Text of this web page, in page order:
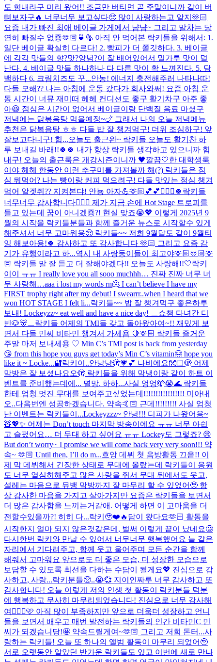
도 힘내라구 미리 왔어!! 조금만 버티면 곧 주말이니까 같이 버
텨보자구🔥 너무너무 보고싶다🥺 많이 사랑하는고 알지🫶🏻
요즘 내가 빠진 최애 베이글 가게에서 냠냠~ 그리고 말차는 당
연히 빠질수 없죵🫶🏻🍵🥯 아직 안 먹어본 락키들을 위해서: 1.
일단 베이글 확실히 다르다! 2. 빵피가 더 쫄깃하다. 3. 베이글
에 각각 맛들의 향?맛?양념?이 잘 배어있어서 밀가루 맛이 덜
난다. 4. 베이글 맛들 하나하나 다 다른 맛이 확 느껴진다. 5. 담
백하다 6. 크림치즈도 꾸...안농! 에너지 충전해주러 나타나따!
다들 모해?? 나는 아침에 운동 갔다가 회사와써! 요즘 아침 운
동 시간이 너뮤 재미떠 헤헤 컨디션도 좋구 활기차구 아주 좋
아😆 점심은 시간이 없어서 베이글이랑 단백질 음료 마셨구
저녁에는 닭볶음탕 먹을예정~🍗 그래서 나의 오늘 저녁메뉴
추천은 닭볶음탕 ㅎㅎ 다들 밥 잘 챙겨먹구! 더위 조심하구! 앞
잘보고다니구! 힘...오늘도 출근완~ 락키들 오늘도 활기찬 하
루 보내길 바래!!🍀🍀 내가 항상 락키들 생각하고 있으니까 힘
내구! 오늘의 출근룩은 개강시즌이니까 🖤깔끔🤍한 대학생룩
이야 헤헤 한동안 이런 추구미를 가져볼까 해(?) 락키들은 점
심 뭐먹어? 나는 빵이랑 커피 먹으려구! 다들 맛있는 점심 챙겨
먹어 알겟쥐?? 지켜본댜! 안뇽 아자💪🫶🏻💕💕🏃🏻‍♀️🍀 락키들
너무너무 감사합니다🙇🏻‍♀️ 제가 지금 손에 Hot Stage 트로피를
들고 있는데 꿈이 아니겠죵?! 현실 맞죠😭💖 이렇게 2025년 9
월의 시작을 락키들분들과 함께 즐거운 뉴스로 시작할수 있게
해주셔서 너무 고마워용🥺 락키들~~ 저희 9월달도 같이 9월티
잉 해보아용!🍀 감사하고 또 감사합니다 🫶🏻 그리고 요즘 감
기가 유행이라고 하...역시 내 사랑둥이들이 최고야🫶🏻🫶🏻🫶
🏻 락키들 말 잘 듣고 더 잘해야겠다!! 오늘도 사랑해!!🤍락키
이이 ㅠㅠ I really love you all sooo muchhh… 진짜 진짜 너무 너
무 사랑해…aaa i lost my words rn🫠 I can’t believe I have my
FIRST trophy right after my debut! I swearrr..when I heard that we
won HOT STAGE I felt li...락키들~~ 밥 잘 챙겨먹구 좋은하루
보내! Lockeyzz~ eat well and have a nice day! ㅡ쇼챔 다녀간 디
빈🐶🐻ㅡ락키들 어제의 TMI들 갖고 돌아왔아여~!! 재밌게 보
면서 다들 민씨 비타민 챙겨서 가세욤 🍋🫶🏻 락키들 즐거운
주말 마저 보내세용 ♡ Min C’s TMI post is back from yesterday
😘 from this hope you guys get today’s Min C’s vitamin🤗 hope you
like it ~ Locke...🔐락키이..안냥냥🫣💗💕 나비에요👐🏻🫣 어제
막방은 잘 보셨나요오🫣 락키들을 위해 막냉이랑 같이 하트 이
벤트를 준비했는데에... 멸망. 하하...사실 엉엉🫣😭🌊 락키들
한테 엄청 멋진 무대를 보여주고싶었는데!!!!!!!!!!!!!!!!! 미아내
오..다음번엔 성공하겠습니다. 약속🤙🏻 근데!!!!!!!!! 사실 엄청
난 이벤트는 락키들이...Lockeyzzz~ 안녕!!! 디피가 나왔어용~
🧸💖✨ 어제는 Don’t touch 마지막 방송이에요 ㅠㅠ 너무 아쉽
고 슬펐어요… 더 무대 하고 싶어요 ㅠㅠ Lockey도 그렇죠? 😢
But don’t worry~ I promise we will come back very very soon!!! 약
속~ 🫶🏻 Until then, I’ll do m...흐앙 데뷔 첫 음방활동 끄읕!! 이
제 막 데뷔해서 긴장한 상태로 무대에 올랐는데 락키들이 응원
도 너무 열심히해주고 많은 사랑을 줘서 무대 뒤에서도 웃고,
설레는 마음으로 뮤뱅 막방까지 잘 마무리 할 수 있었어🥹 항
상 감사한 마음을 가지고 살아가지만 요즘은 락키들을 보면서
더 많은 감사함을 느끼는거같애. 어떻게 하면 이 고마움을 더
전할수있을까?! 히히 다...락키🥹❤️🔥담이 왔다요🫶🏻 활동을
시작한지 얼마 되지 않은것같은데, 벌써 이렇게 끝이 났네요🥲
다시한번 락키와 만날 수 있어서 너무너무 행복했어요 늘 같은
자리에서 기다려주고, 함께 웃고 울어주며 모든 순간을 함께
해줘서 고마워요 앞으로도 더 좋은 모습, 더 성장한 모습으로
보답할 수 있도록 최선을 다하는 수담이 될게요💖 진심으로 감
사하고, 사랑...락키분들🥺..😭💞 지이인짜루 너무 감사하고 또
감사합니다! 오늘 이렇게 저의 인생 첫 활동이 락키분들 덕분
에 행복하고 무사히 마무리되었습니다! 진심으로 너무 감사해
여🙇🏻‍♀️🩷 아직 많이 부족하지만 앞으로 더욱더 성장하고 언니
들을 보면서 배우고 매번 발전하는 락키들의 인간 비타민C 민
씨가 되겠습니당!🤩 약속드릴게여~🫶🏻 그리고 저희 돈터...사
랑하는 락키들! 오늘 또 하나의 앨범 활동이 마무리 되었어🥹
서로 오랫동안 알았던 반가운 락키들도 있고 이번에 새로 만나